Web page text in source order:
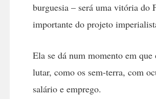
burguesia – será uma vitória do
importante do projeto
Ela se dá num momento em
lutar, como os sem-terra, com
salário e emprego.